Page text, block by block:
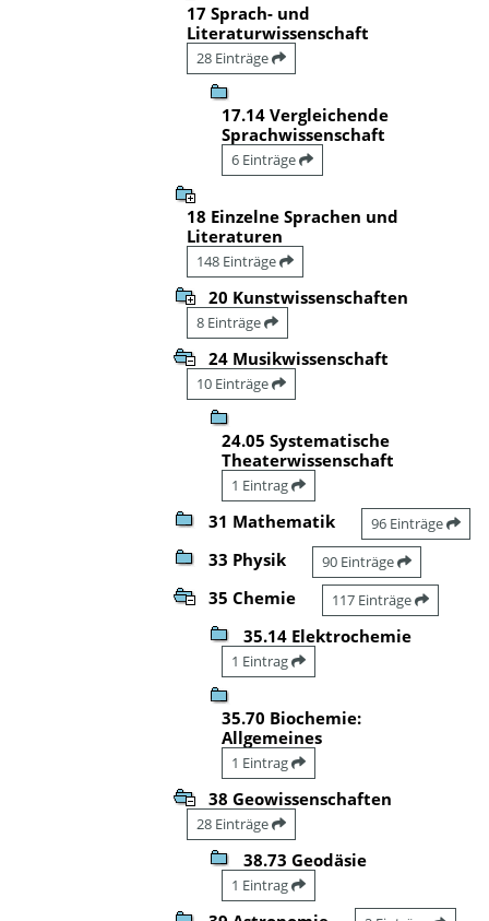
17 Sprach- und
Literaturwissenschaft
28 Einträge
17.14 Vergleichende
Sprachwissenschaft
6 Einträge
18 Einzelne Sprachen und
Literaturen
148 Einträge
20 Kunstwissenschaften
8 Einträge
24 Musikwissenschaft
10 Einträge
24.05 Systematische
Theaterwissenschaft
1 Eintrag
31 Mathematik 96 Einträge
33 Physik 90 Einträge
35 Chemie 117 Einträge
35.14 Elektrochemie
1 Eintrag
35.70 Biochemie:
Allgemeines
1 Eintrag
38 Geowissenschaften
28 Einträge
38.73 Geodäsie
1 Eintrag